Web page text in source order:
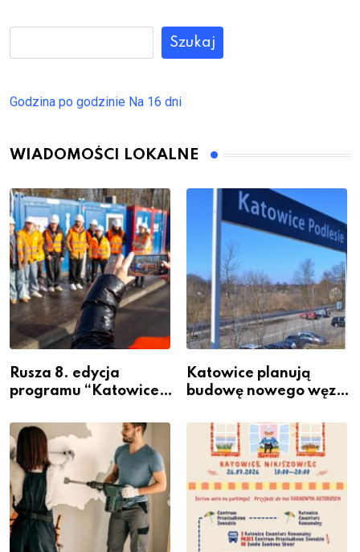
Szukaj
Godzina po godzinie Na 16 dni
WIADOMOŚCI LOKALNE
Rusza 8. edycja
programu “Katowice
– nabór dla
przedsiębiorców
Katowice planują
budowę nowego węzła
Podlesiu